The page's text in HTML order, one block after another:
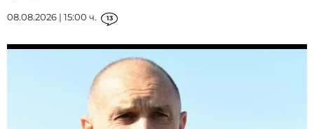
08.08.2026 | 15:00 ч. 13